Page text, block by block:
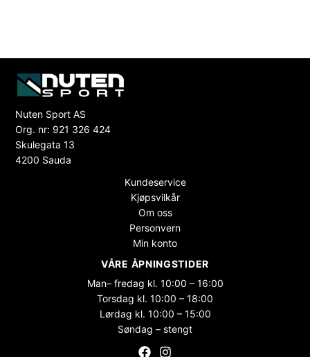
Nuten Sport AS
Org. nr: 921 326 424
Skulegata 13
4200 Sauda
Kundeservice
Kjøpsvilkår
Om oss
Personvern
Min konto
VÅRE ÅPNINGSTIDER
Man– fredag kl. 10:00 – 16:00
Torsdag kl. 10:00 – 18:00
Lørdag kl. 10:00 – 15:00
Søndag – stengt